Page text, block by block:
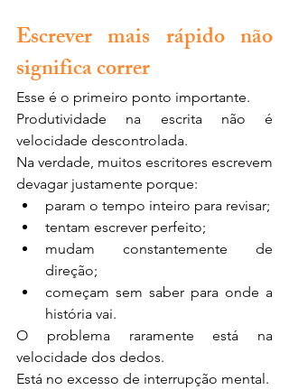
Escrever mais rápido não
significa correr
Esse é o primeiro ponto importante.
Produtividade na escrita não é
velocidade descontrolada.
Na verdade, muitos escritores escrevem
devagar justamente porque:
param o tempo inteiro para revisar;
tentam escrever perfeito;
mudam constantemente de
direção;
começam sem saber para onde a
história vai.
O problema raramente está na
velocidade dos dedos.
Está no excesso de interrupção mental.